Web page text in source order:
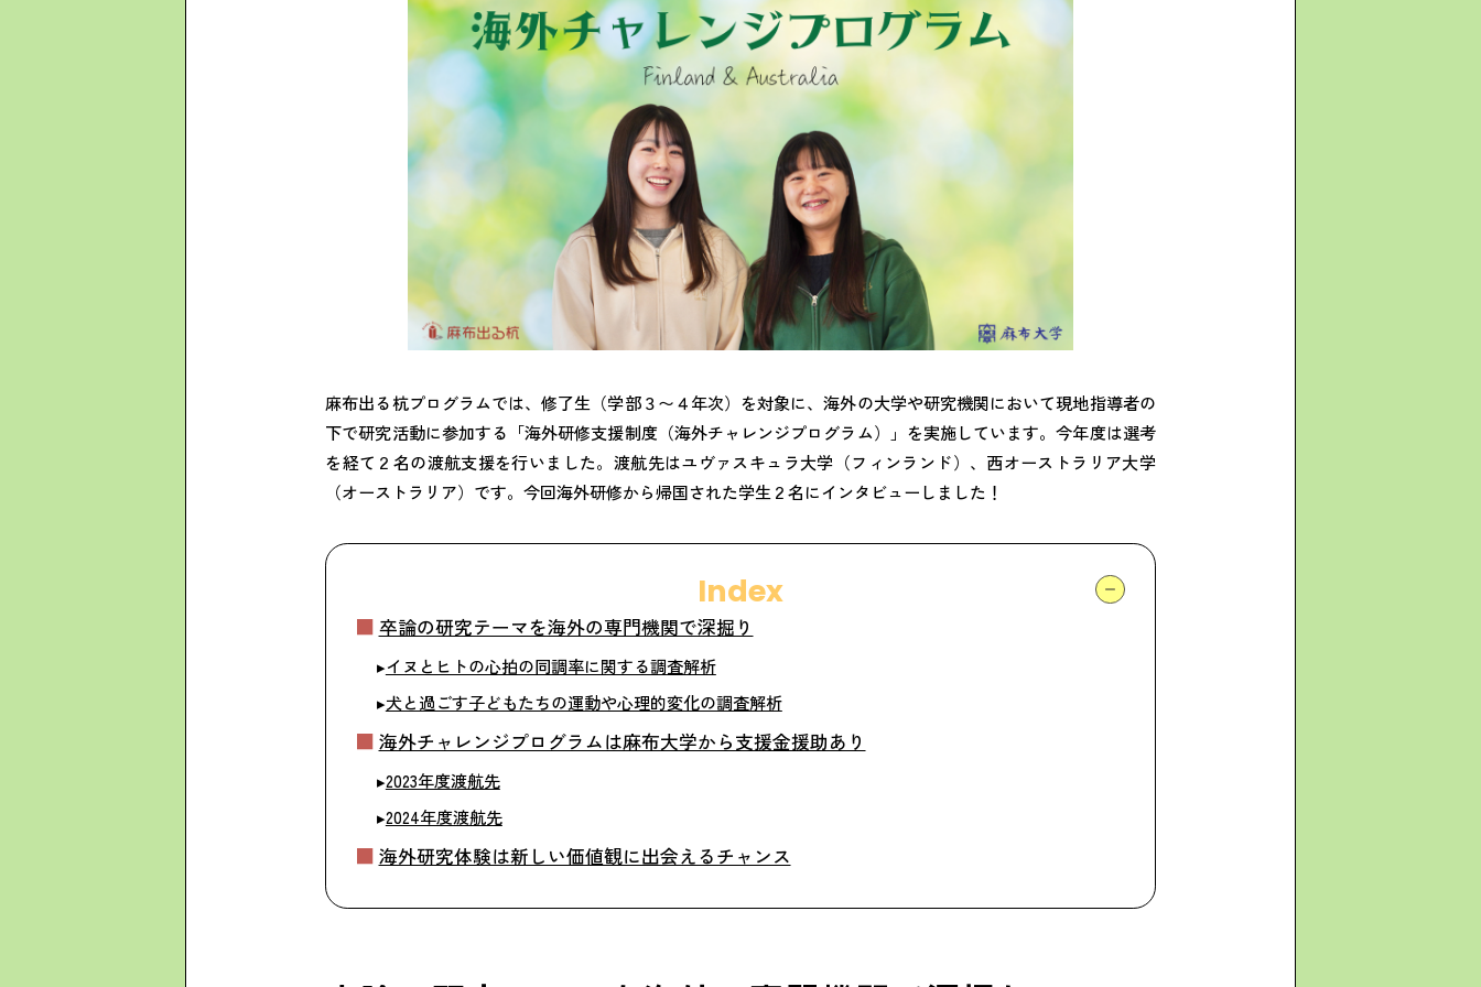
麻布出る杭プログラムでは、修了生（学部３〜４年次）を対象に、海外の大学や研究機関において現地指導者の
下で研究活動に参加する「海外研修支援制度（海外チャレンジプログラム）」を実施しています。今年度は選考
を経て２名の渡航支援を行いました。渡航先はユヴァスキュラ大学（フィンランド）、西オーストラリア大学
（オーストラリア）です。今回海外研修から帰国された学生２名にインタビューしました！
Index
卒論の研究テーマを海外の専門機関で深掘り
イヌとヒトの心拍の同調率に関する調査解析
犬と過ごす子どもたちの運動や心理的変化の調査解析
海外チャレンジプログラムは麻布大学から支援金援助あり
2023年度渡航先
2024年度渡航先
海外研究体験は新しい価値観に出会えるチャンス